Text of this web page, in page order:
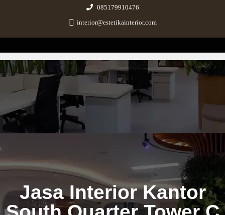
085179910476
interior@estetikainterior.com
Estetika Interior
Design & Build Consultant
Jasa Interior Kantor